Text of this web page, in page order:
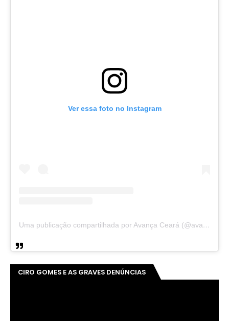
Ver essa foto no Instagram
Uma publicação compartilhada por Avança Ceará (@avancaceara)
CIRO GOMES E AS GRAVES DENÚNCIAS